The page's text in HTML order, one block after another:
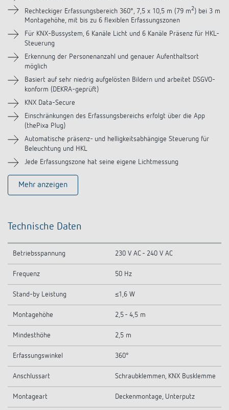
Videos
Zubehör
Ähnliche Produkte
Rechteckiger Erfassungsbereich 360°, 7,5 x 10,5 m (79 m2) bei 3 m
Montagehöhe, mit bis zu 6 flexiblen Erfassungszonen
Für KNX-Bussystem, 6 Kanäle Licht und 6 Kanäle Präsenz für HKL-
Steuerung
Erkennung der Personenanzahl und genauer Aufenthaltsort
möglich
Basiert auf sehr niedrig aufgelösten Bildern und arbeitet DSGVO-
konform (DEKRA-geprüft)
KNX Data-Secure
Einschränkungen des Erfassungsbereichs erfolgt über die App
(thePixa Plug)
Automatische präsenz- und helligkeitsabhängige Steuerung für
Beleuchtung und HKL
Jede Erfassungszone hat seine eigene Lichtmessung
Mehr anzeigen
Technische Daten
Betriebsspannung 230 V AC - 240 V AC
Frequenz 50 Hz
Stand-by Leistung ≤1,6 W
Montagehöhe 2,5 - 4,5 m
Mindesthöhe 2,5 m
Erfassungswinkel 360°
Anschlussart Schraubklemmen, KNX Busklemme
Montageart Deckenmontage, Unterputz